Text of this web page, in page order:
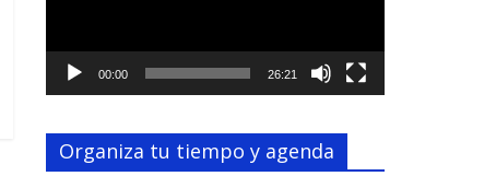
00:00 26:21
Organiza tu tiempo y agenda